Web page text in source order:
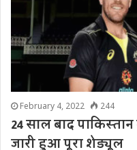
February 4, 2022 244
24 साल बाद
जारी हुआ पूरा शेड्यूल